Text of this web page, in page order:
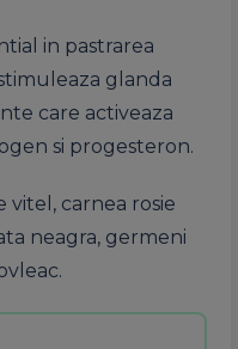
in pastrarea
glanda
care activeaza
si progesteron.
carnea rosie
neagra, germeni